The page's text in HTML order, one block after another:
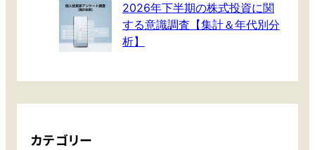
2026年下半期の株式投資に関
する意識調査【集計＆年代別分
析】
カテゴリー